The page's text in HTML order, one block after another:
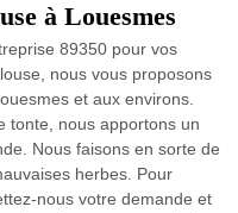
à Louesmes
89350 pour vos
nous vous proposons
et aux environs.
tonte, nous apportons un
Nous faisons en sorte de
herbes. Pour
nous votre demande et